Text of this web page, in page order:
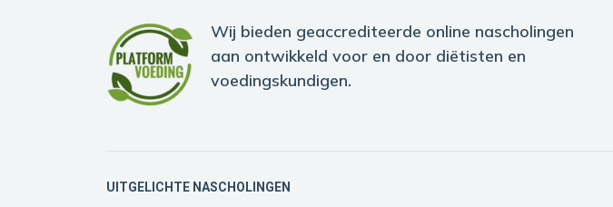
Wij bieden geaccrediteerde online nascholingen
aan ontwikkeld voor en door diëtisten en
voedingskundigen.
UITGELICHTE NASCHOLINGEN